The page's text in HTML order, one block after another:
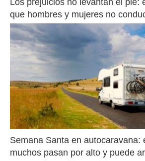
que hombres y mujeres no
Semana Santa en autocaravana:
muchos pasan por alto y puede